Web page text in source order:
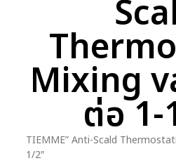
Mixing
ต่อ 1-
TIEMME” Anti-Scald
1/2″